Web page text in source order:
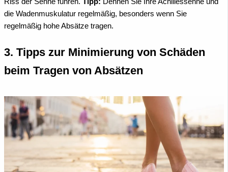
die Wadenmuskulatur regelmäßig, besonders wenn Sie
regelmäßig hohe Absätze tragen.
3. Tipps zur Minimierung von Schäden
beim Tragen von Absätzen